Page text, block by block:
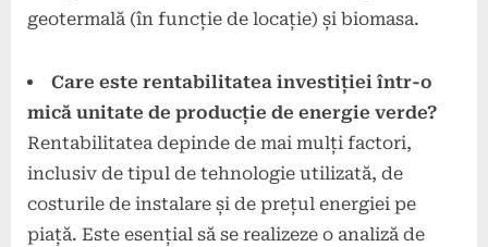
geotermală (în funcție de locație) și biomasa.
Care este rentabilitatea investiției într-o
mică unitate de producție de energie verde?
Rentabilitatea depinde de mai mulți factori,
inclusiv de tipul de tehnologie utilizată, de
costurile de instalare și de prețul energiei pe
piață. Este esențial să se realizeze o analiză de